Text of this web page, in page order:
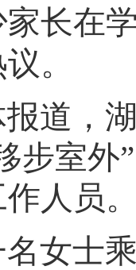
长在
。
道，
步室
人员
名女士